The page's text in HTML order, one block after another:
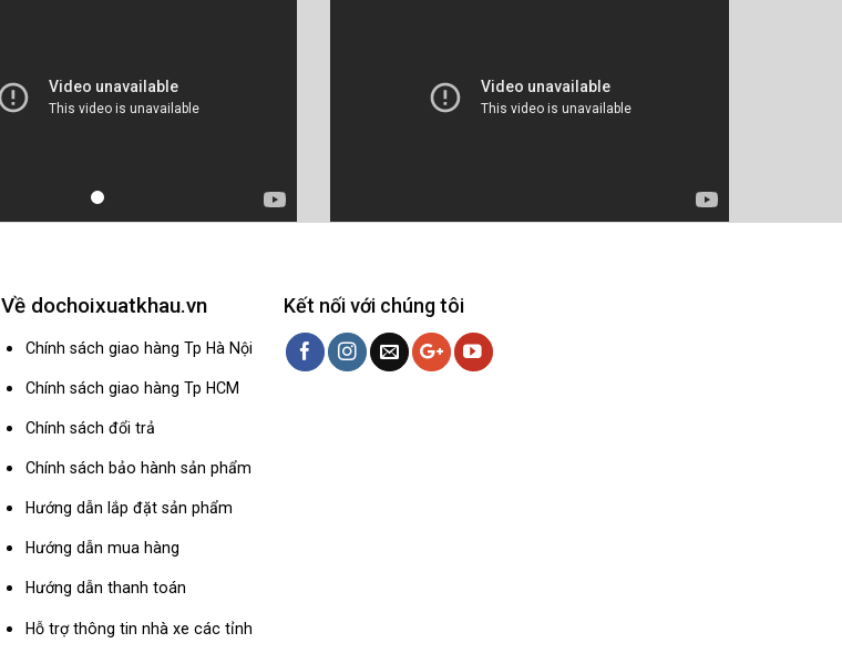
Về dochoixuatkhau.vn
Chính sách giao hàng Tp Hà Nội
Chính sách giao hàng Tp HCM
Chính sách đổi trả
Chính sách bảo hành sản phẩm
Hướng dẫn lắp đặt sản phẩm
Hướng dẫn mua hàng
Hướng dẫn thanh toán
Hỗ trợ thông tin nhà xe các tỉnh
Kết nối với chúng tôi